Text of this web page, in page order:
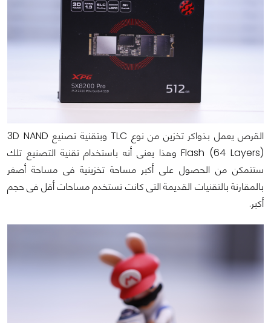
القرص يعمل بذواكر تخزين من نوع TLC وبتقنية تصنيع 3D NAND
Flash (64 Layers) وهذا يعنى أنه باستخدام تقنية التصنيع تلك
ستتمكن من الحصول على أكبر مساحة تخزينية فى مساحة أصغر
بالمقارنة بالتقنيات القديمة التى كانت تستخدم مساحات أقل فى حجم
أكبر.